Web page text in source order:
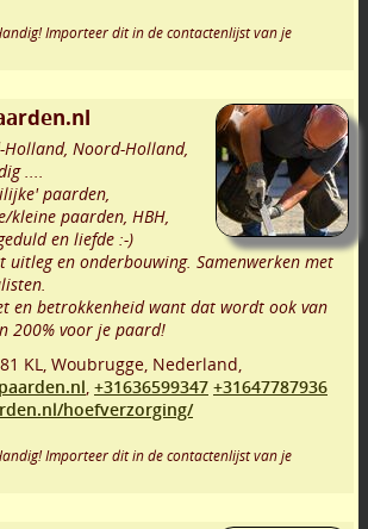
Importeer dit in de contactenlijst van je
Holland, Noord-Holland,
....
paarden,
kleine paarden, HBH,
en liefde :-)
en onderbouwing. Samenwerken met
en betrokkenheid want dat wordt ook van
200% voor je paard!
KL, Woubrugge, Nederland,
, +31636599347 +31647787936
hoefverzorging/
Importeer dit in de contactenlijst van je